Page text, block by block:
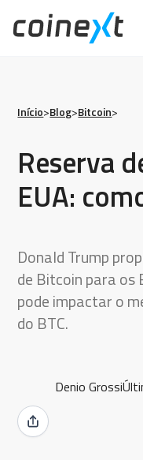
Início>Blog>Bitcoin>
Reserva
EUA:
Donald Trump
de Bitcoin para os
pode impactar o
do BTC.
Denio Grossi